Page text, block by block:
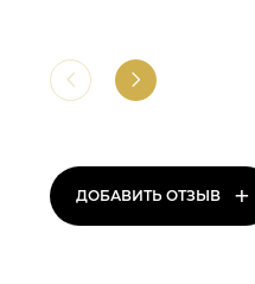
ДОБАВИТЬ ОТЗЫВ +